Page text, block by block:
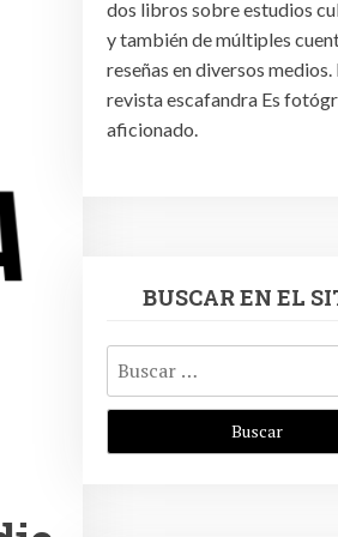
dos libros sobre estudios
y también de múltiples
reseñas en diversos medios.
revista escafandra Es
aficionado.
BUSCAR EN EL
Buscar: